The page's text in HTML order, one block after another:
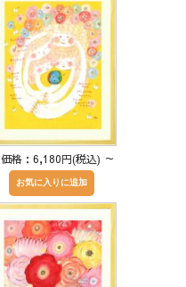
価格：6,180円(税込) ～